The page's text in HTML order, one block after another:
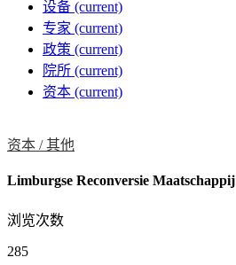
设备 (current)
专家 (current)
政策 (current)
院所 (current)
资本 (current)
资本 /其他
Limburgse Reconversie Maatschappij
浏览次数
285